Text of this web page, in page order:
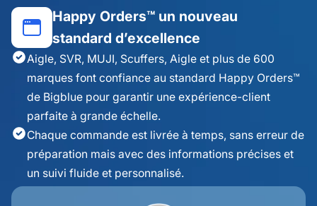
Happy Orders™ un nouveau
standard d’excellence
Aigle, SVR, MUJI, Scuffers, Aigle et plus de 600
marques font confiance au standard Happy Orders™
de Bigblue pour garantir une expérience-client
parfaite à grande échelle.
Chaque commande est livrée à temps, sans erreur de
préparation mais avec des informations précises et
un suivi fluide et personnalisé.